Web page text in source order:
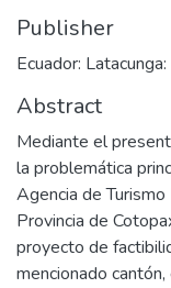
Publisher
Ecuador:
Abstract
Mediante el
la problemática
Agencia de
Provincia de
proyecto de
mencionado